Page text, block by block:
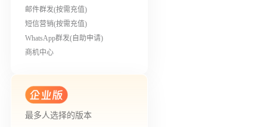
邮件群发(按需充值)
短信营销(按需充值)
WhatsApp群发(自助申请)
商机中心
最多人选择的版本